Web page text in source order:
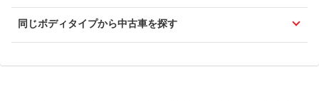
同じボディタイプから中古車を探す